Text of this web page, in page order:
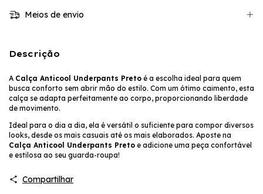
Meios de envio
Descrição
A Calça Anticool Underpants Preto é a escolha ideal para quem
busca conforto sem abrir mão do estilo. Com um ótimo caimento, esta
calça se adapta perfeitamente ao corpo, proporcionando liberdade
de movimento.
Ideal para o dia a dia, ela é versátil o suficiente para compor diversos
looks, desde os mais casuais até os mais elaborados. Aposte na
Calça Anticool Underpants Preto e adicione uma peça confortável
e estilosa ao seu guarda-roupa!
Compartilhar